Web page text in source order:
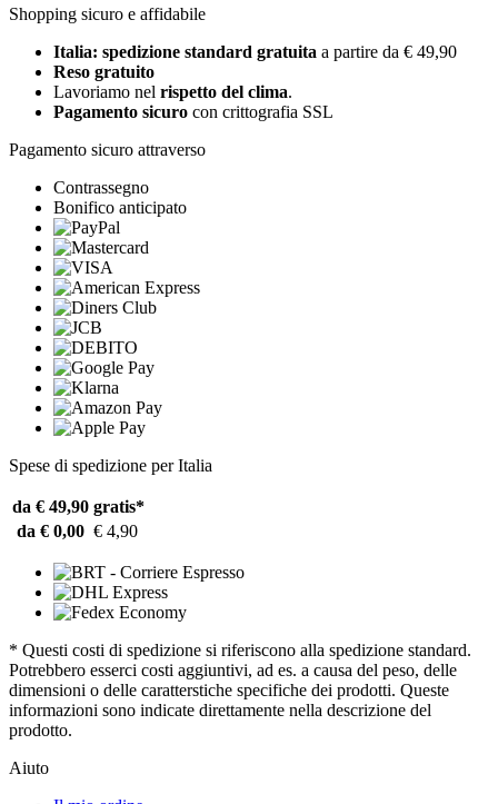
Shopping sicuro e affidabile
Italia: spedizione standard gratuita a partire da € 49,90
Reso gratuito
Lavoriamo nel rispetto del clima.
Pagamento sicuro con crittografia SSL
Pagamento sicuro attraverso
Contrassegno
Bonifico anticipato
Spese di spedizione per Italia
da € 49,90 gratis*
da € 0,00 € 4,90
* Questi costi di spedizione si riferiscono alla spedizione standard.
Potrebbero esserci costi aggiuntivi, ad es. a causa del peso, delle
dimensioni o delle caratterstiche specifiche dei prodotti. Queste
informazioni sono indicate direttamente nella descrizione del
prodotto.
Aiuto